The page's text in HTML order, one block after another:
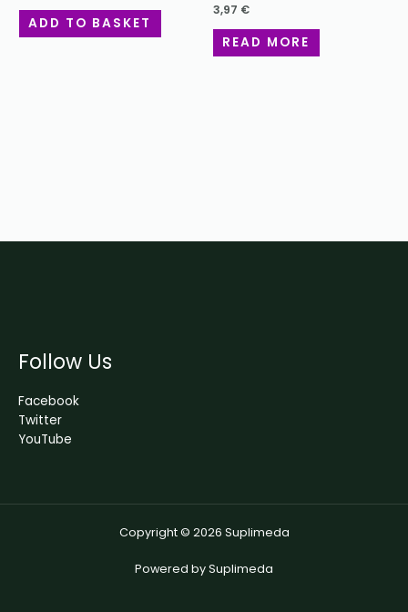
ADD TO BASKET
3,97 €
READ MORE
Follow Us
Facebook
Twitter
YouTube
Copyright © 2026 Suplimeda
Powered by Suplimeda